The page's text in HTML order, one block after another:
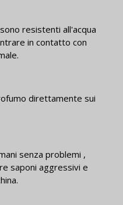
resistenti all'acqua
in contatto con
direttamente sui
senza problemi ,
saponi aggressivi e